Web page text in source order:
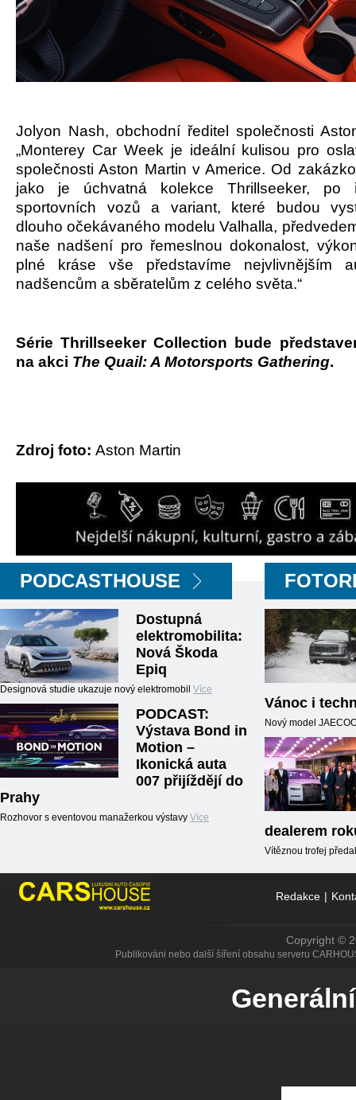
Jolyon Nash, obchodní ředitel společnosti
„Monterey Car Week je ideální kulisou pro
společnosti Aston Martin v Americe. Od
jako je úchvatná kolekce Thrillseeker, po
sportovních vozů a variant, které budou
dlouho očekávaného modelu Valhalla,
naše nadšení pro řemeslnou dokonalost,
plné kráse vše představíme nejvlivnějším
nadšencům a sběratelům z celého světa.“
Série Thrillseeker Collection bude
na akci The Quail: A Motorsports Gathering.
Zdroj foto: Aston Martin
PODCASTHOUSE
Dostupná
elektromobilita:
Nová Škoda
Epiq
Designová studie ukazuje nový elektromobil Více
PODCAST:
Výstava Bond in
Motion –
Ikonická auta
007 přijíždějí do
Prahy
Rozhovor s eventovou manažerkou výstavy Více
Vánoc i
Nový model
dealerem
Vítěznou trofej
Redakce |
Copyright ©
Publikováni nebo další šíření obsahu serveru